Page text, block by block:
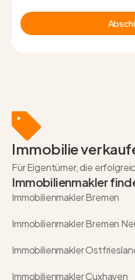
Immobilie
Für Eigentümer, die
Immobilienmakler
Immobilienmakler Bremen
Immobilienmakler Bremen
Immobilienmakler
Immobilienmakler Cuxhaven